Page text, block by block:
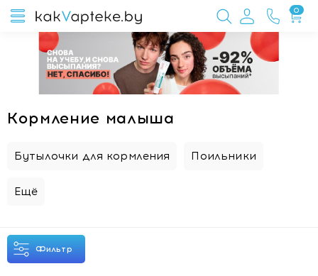
0
Кормление малыша
Бутылочки для кормления Поильники
Ещё
Фильтр